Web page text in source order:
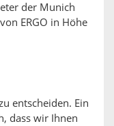
der Munich
ERGO in Höhe
entscheiden. Ein
dass wir Ihnen